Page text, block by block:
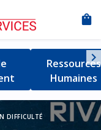
shopping_bag
catégorieDétail de
Ressources
Humaines
chevron_right
DIFFICULTÉ